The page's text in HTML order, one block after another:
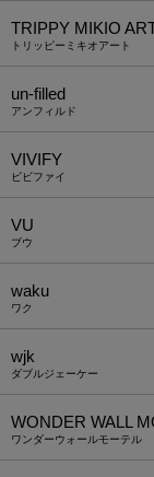
TRIPPY MIKIO
トリッピーミキオアート
un-filled
アンフィルド
VIVIFY
ビビファイ
VU
ブウ
waku
ワク
wjk
ダブルジェーケー
WONDER WALL
ワンダーウォールモーテル